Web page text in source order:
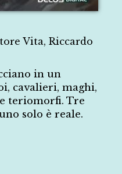
Vita, Riccardo
in un
cavalieri, maghi,
teriomorfi. Tre
solo è reale.